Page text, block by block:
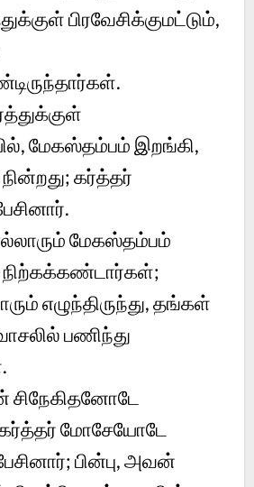
பிரவேசிக்குமட்டும்,
மேகஸ்தம்பம் இறங்கி,
கர்த்தர்
மேகஸ்தம்பம்
நிற்கக்கண்டார்கள்;
எழுந்திருந்து, தங்கள்
பணிந்து
மோசேயோடே
பின்பு, அவன்